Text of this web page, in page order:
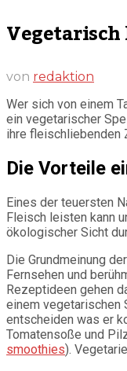
von redaktion
Wer sich von einem
ein vegetarischer
ihre fleischliebenden
Die Vorteile
Eines der teuersten
Fleisch leisten kann
ökologischer Sicht
Die Grundmeinung
Fernsehen und
Rezeptideen gehen
einem vegetarischen
entscheiden was er
Tomatensoße und
smoothies).